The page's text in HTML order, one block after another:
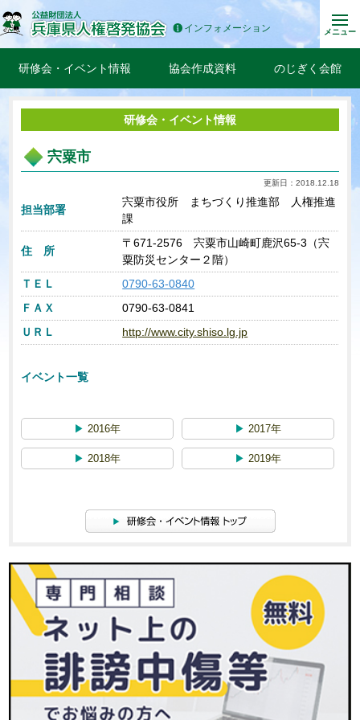
インフォメーション メニュー
研修会・イベント情報 協会作成資料 のじぎく会館
研修会・イベント情報
宍粟市
更新日：2018.12.18
担当部署
宍粟市役所 まちづくり推進部 人権推進
課
住 所
〒671-2576 宍粟市山崎町鹿沢65-3（宍
粟防災センター２階）
ＴＥＬ
0790-63-0840
ＦＡＸ
0790-63-0841
ＵＲＬ
http://www.city.shiso.lg.jp
イベント一覧
▶2016年 ▶ 2017年
▶2018年 ▶ 2019年